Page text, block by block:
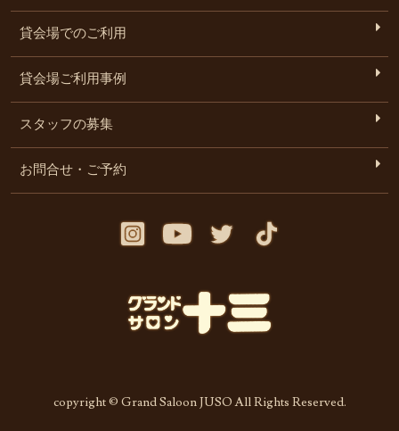
貸会場でのご利用
貸会場ご利用事例
スタッフの募集
お問合せ・ご予約
copyright © Grand Saloon JUSO All Rights Reserved.